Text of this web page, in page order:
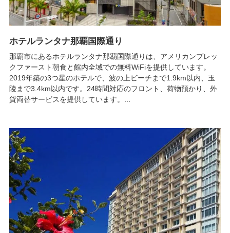
ホテルランタナ那覇国際通り
那覇市にあるホテルランタナ那覇国際通りは、アメリカンブレッ
クファースト朝食と館内全域での無料WiFiを提供しています。
2019年築の3つ星のホテルで、波の上ビーチまで1.9km以内、玉
陵まで3.4km以内です。24時間対応のフロント、荷物預かり、外
貨両替サービスを提供しています。...